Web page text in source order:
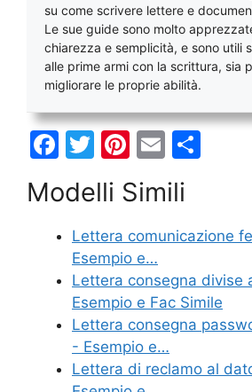
su come scrivere lettere e
Le sue guide sono molto
chiarezza e semplicità, e sono utili
alle prime armi con la scrittura, sia
migliorare le proprie abilità.
F
c
e
b
o
o
k
T
w
itt
er
Pi
nt
er
e
st
E
m
ai
l
di
di
Modelli Simili
Lettera comunicazione
Esempio e…
Lettera consegna divise
Esempio e Fac Simile
Lettera consegna
- Esempio e…
Lettera di reclamo al